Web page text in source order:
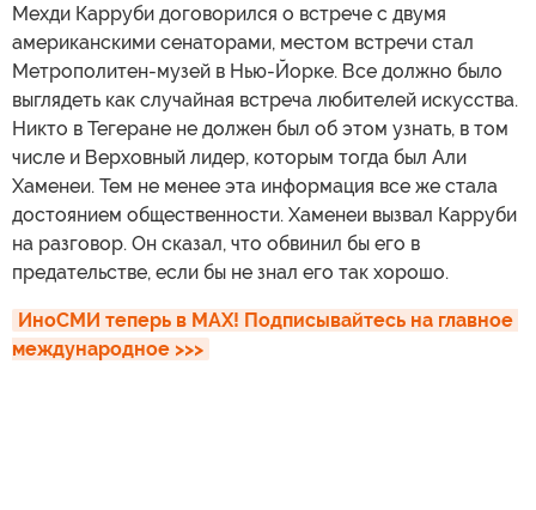
Мехди Карруби договорился о встрече с двумя
американскими сенаторами, местом встречи стал
Метрополитен-музей в Нью-Йорке. Все должно было
выглядеть как случайная встреча любителей искусства.
Никто в Тегеране не должен был об этом узнать, в том
числе и Верховный лидер, которым тогда был Али
Хаменеи. Тем не менее эта информация все же стала
достоянием общественности. Хаменеи вызвал Карруби
на разговор. Он сказал, что обвинил бы его в
предательстве, если бы не знал его так хорошо.
ИноСМИ теперь в MAX! Подписывайтесь на главное
международное >>>